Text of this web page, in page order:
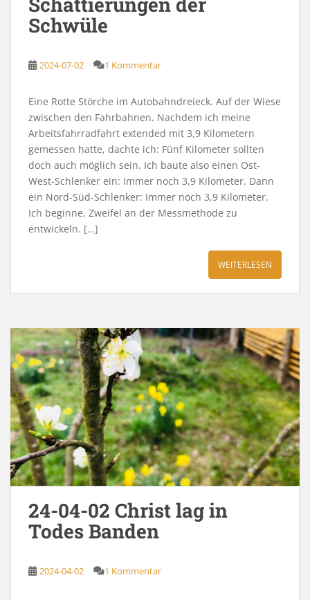
Schwüle
2024-07-02 1 Kommentar
Eine Rotte Störche im Autobahndreieck. Auf der Wiese
zwischen den Fahrbahnen. Nachdem ich meine
Arbeitsfahrradfahrt extended mit 3,9 Kilometern
gemessen hatte, dachte ich: Fünf Kilometer sollten
doch auch möglich sein. Ich baute also einen Ost-
West-Schlenker ein: Immer noch 3,9 Kilometer. Dann
ein Nord-Süd-Schlenker: Immer noch 3,9 Kilometer.
Ich beginne, Zweifel an der Messmethode zu
entwickeln. […]
WEITERLESEN
24-04-02 Christ lag in
Todes Banden
2024-04-02 1 Kommentar